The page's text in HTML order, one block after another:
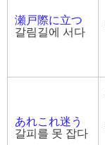
瀬戸際に立つ
갈림길에 서다
あれこれ迷う
갈피를 못 잡다